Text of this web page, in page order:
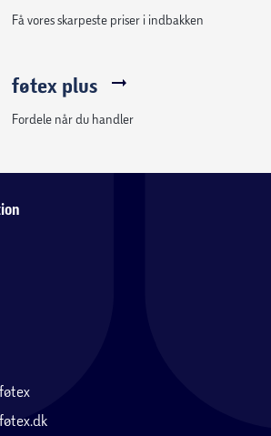
Få vores skarpeste priser i indbakken
føtex plus
Fordele når du handler